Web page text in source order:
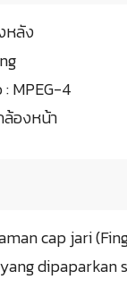
หลัง
MPEG-4
องหน้า
cap jari
dipaparkan